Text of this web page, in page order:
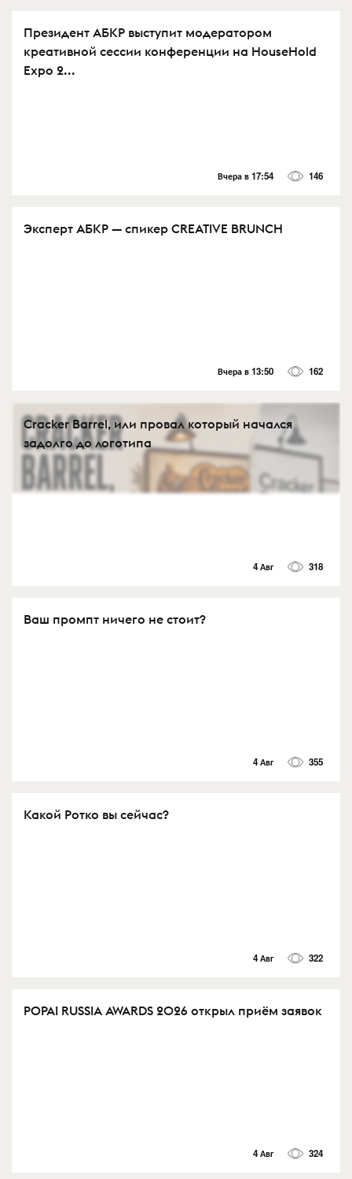
Президент АБКР выступит модератором
креативной сессии конференции на HouseHold
Expo 2...
Вчера в 17:54 146
Эксперт АБКР — спикер CREATIVE BRUNCH
Вчера в 13:50 162
Cracker Barrel, или провал который начался
задолго до логотипа
4 Авг 318
Ваш промпт ничего не стоит?
4 Авг 355
Какой Ротко вы сейчас?
4 Авг 322
POPAI RUSSIA AWARDS 2026 открыл приём заявок
4 Авг 324